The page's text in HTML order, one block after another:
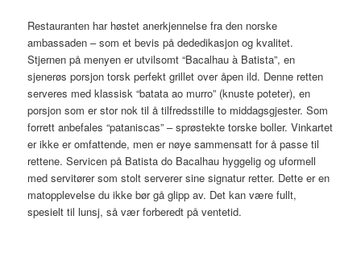
Restauranten har høstet anerkjennelse fra den norske
ambassaden – som et bevis på dededikasjon og kvalitet.
Stjernen på menyen er utvilsomt “Bacalhau à Batista”, en
sjenerøs porsjon torsk perfekt grillet over åpen ild. Denne retten
serveres med klassisk “batata ao murro” (knuste poteter), en
porsjon som er stor nok til å tilfredsstille to middagsgjester. Som
forrett anbefales “pataniscas” – sprøstekte torske boller. Vinkartet
er ikke er omfattende, men er nøye sammensatt for å passe til
rettene. Servicen på Batista do Bacalhau hyggelig og uformell
med servitører som stolt serverer sine signatur retter. Dette er en
matopplevelse du ikke bør gå glipp av. Det kan være fullt,
spesielt til lunsj, så vær forberedt på ventetid.